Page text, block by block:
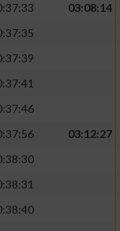
03:08:14
03:12:27